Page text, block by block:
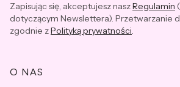
Zapisując się, akceptujesz naszRegulamin
dotyczącym Newslettera). Przetwarzanie
zgodnie zPolityką prywatności.
Linki w stopce
O NAS